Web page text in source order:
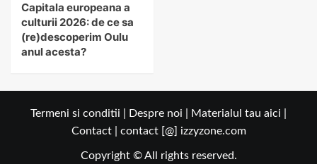
Capitala europeana a
culturii 2026: de ce sa
(re)descoperim Oulu
anul acesta?
Termeni si conditii Despre noi Materialul tau aici
Contact| contact [@] izzyzone.com
Copyright © All rights reserved.